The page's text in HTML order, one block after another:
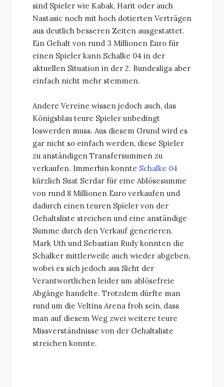
sind Spieler wie Kabak, Harit oder auch
Nastasic noch mit hoch dotierten Verträgen
aus deutlich besseren Zeiten ausgestattet.
Ein Gehalt von rund 3 Millionen Euro für
einen Spieler kann Schalke 04 in der
aktuellen Situation in der 2. Bundesliga aber
einfach nicht mehr stemmen.
Andere Vereine wissen jedoch auch, das
Königsblau teure Spieler unbedingt
loswerden muss. Aus diesem Grund wird es
gar nicht so einfach werden, diese Spieler
zu anständigen Transfersummen zu
verkaufen. Immerhin konnte Schalke 04
kürzlich Suat Serdar für eine Ablösesumme
von rund 8 Millionen Euro verkaufen und
dadurch einen teuren Spieler von der
Gehaltsliste streichen und eine anständige
Summe durch den Verkauf generieren.
Mark Uth und Sebastian Rudy konnten die
Schalker mittlerweile auch wieder abgeben,
wobei es sich jedoch aus Sicht der
Verantwortlichen leider um ablösefreie
Abgänge handelte. Trotzdem dürfte man
rund um die Veltins Arena froh sein, dass
man auf diesem Weg zwei weitere teure
Missverständnisse von der Gehaltsliste
streichen konnte.